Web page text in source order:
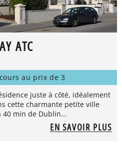
ATC
au prix de 3
juste à côté, idéalement
cette charmante petite ville
40 min de Dublin...
EN SAVOIR PLUS